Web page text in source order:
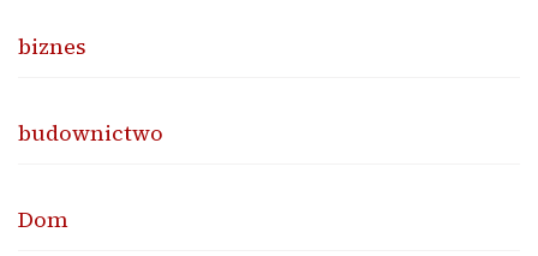
biznes
budownictwo
Dom